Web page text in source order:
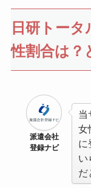
日研トー
性割合は？
派遣会社
登録ナビ
当
女
に
い
だ